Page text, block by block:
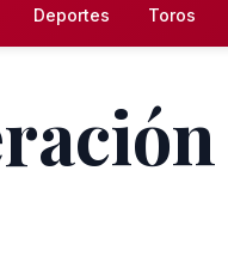
Deportes Toros